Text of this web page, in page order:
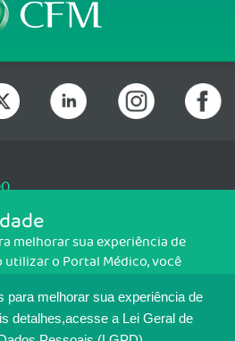
para melhorar sua experiência de
detalhes,acesse a Lei Geral de
L2 Sul, Brasília/DF - CEP: 70200-760 -
melhorar sua experiência de
utilizar o Portal Médico, você
sobre como isso é feito, acesse
concorda, clique em ACEITO.